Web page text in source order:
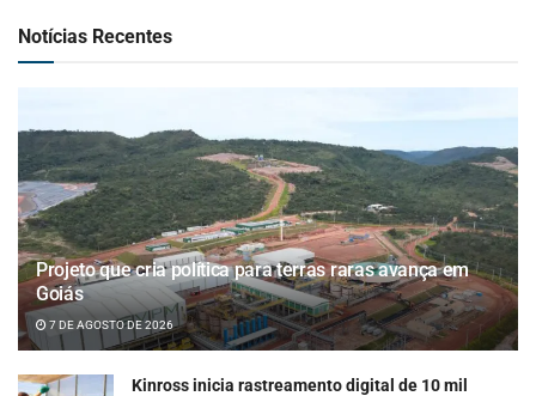
Notícias Recentes
Projeto que cria política para terras raras avança em
Goiás
7 DE AGOSTO DE 2026
Kinross inicia rastreamento digital de 10 mil